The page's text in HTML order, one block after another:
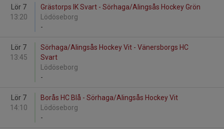
Lör 7
13:20
Grästorps IK Svart - Sörhaga/Alingsås Hockey Grön
Lödöseborg
-
Lör 7
13:45
Sörhaga/Alingsås Hockey Vit - Vänersborgs HC
Svart
Lödöseborg
-
Lör 7
14:10
Borås HC Blå - Sörhaga/Alingsås Hockey Vit
Lödöseborg
-